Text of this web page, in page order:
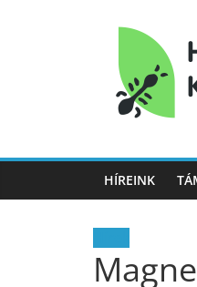
Hangya
Közösség
HÍREINK